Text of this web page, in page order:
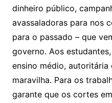
dinheiro público,
avassaladoras para nos
para o passado – que
governo. Aos
ensino médio, autoritária
maravilha. Para os
garante que os cortes